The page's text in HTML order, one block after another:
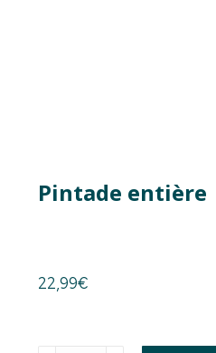
Pintade entière
22,99€